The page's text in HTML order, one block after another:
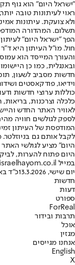
"ישראל היום" הוא גוף
ראוי לעיתונות טובה
ולא צועקת. עיתונות
הפך "ישראל היום"
חול. מו"ל העיתון היא
והעורך המייסד הוא
חדשות מסביב לשעון,
וידיאו, פודקאסטים
כוללות ערוצי חדשות
לאוויר האתר החדש
לספק לגולשים חוויה
המודפסת של העיתון
לקבל אותם גם
היום" מציע לגולשי
היום פתוח להערות,
במייל hayom@israelhayom.co.il.
יום שישי, 13.3.2026
כ"ד
חדשות
דעות
ספורט
ForReal
תרבות ובידור
אוכל
מגזין
אנחנו מגייסים
English
X